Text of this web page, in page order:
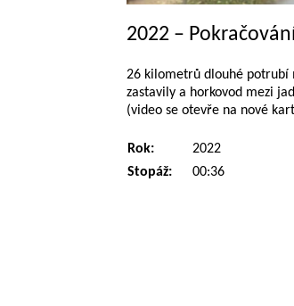
2022 –
26 kilometrů dlouhé potrubí
zastavily a horkovod mezi
(video se otevře na nové
Rok:
2022
Stopáž:
00:36